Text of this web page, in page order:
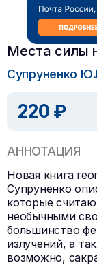
Места силы
Супруненко
220 ₽
АННОТАЦИЯ
Новая книга
Супруненко
которые
необычными
большинство
излучений, а
возможно,